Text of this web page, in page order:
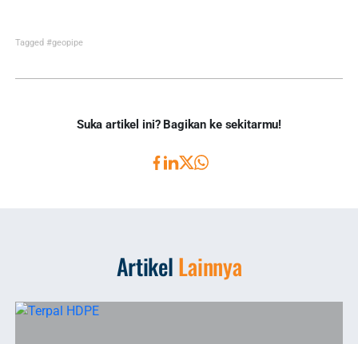
Tagged #geopipe
Suka artikel ini? Bagikan ke sekitarmu!
ArtikelLainnya